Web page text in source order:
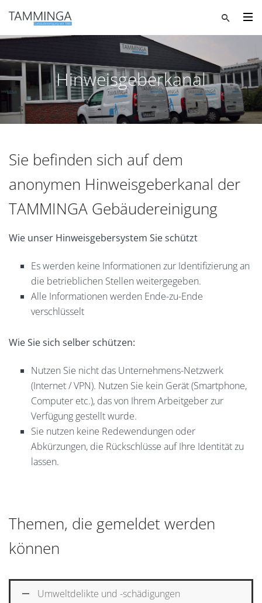
Hinweisgeberkanal
Sie befinden sich auf dem
anonymen Hinweisgeberkanal der
TAMMINGA Gebäudereinigung
Wie unser Hinweisgebersystem Sie schützt
Es werden keine Informationen zur Identifizierung an
die betrieblichen Stellen weitergegeben.
Alle Informationen werden Ende-zu-Ende
verschlüsselt
Wie Sie sich selber schützen:
Nutzen Sie nicht das Unternehmens-Netzwerk
(Internet / VPN). Nutzen Sie kein Gerät (Smartphone,
Computer etc.), das von Ihrem Arbeitgeber zur
Verfügung gestellt wurde.
Sie nutzen keine Redewendungen oder
Abkürzungen, die Rückschlüsse auf Ihre Identität zu
lassen.
Themen, die gemeldet werden
können
Umweltdelikte und -schädigungen